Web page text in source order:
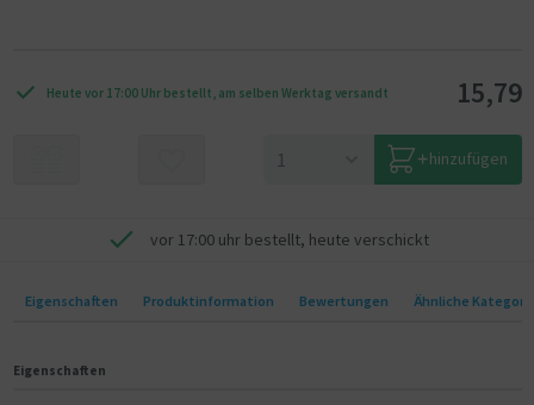
Heute vor 17:00 Uhr bestellt, am selben Werktag versandt 15,79
hinzufügen
vor 17:00 uhr bestellt, heute verschickt
Eigenschaften Produktinformation Bewertungen Ähnliche
Eigenschaften